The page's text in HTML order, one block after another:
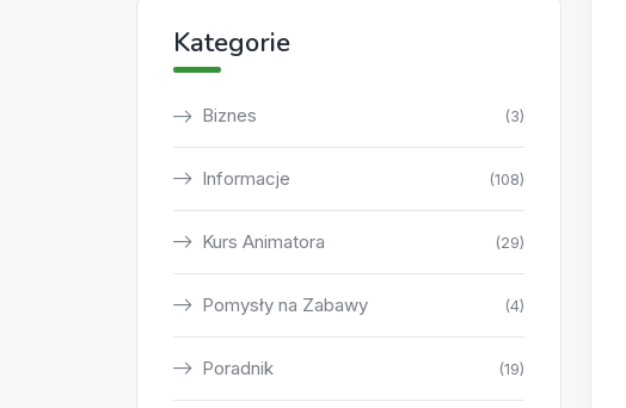
Kategorie
Biznes (3)
Informacje (108)
Kurs Animatora (29)
Pomysły na Zabawy (4)
Poradnik (19)